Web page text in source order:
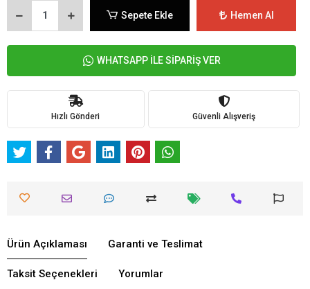
Sepete Ekle Hemen Al
WHATSAPP İLE SİPARİŞ VER
Hızlı Gönderi Güvenli Alışveriş
Ürün Açıklaması Garanti ve Teslimat
Taksit Seçenekleri Yorumlar